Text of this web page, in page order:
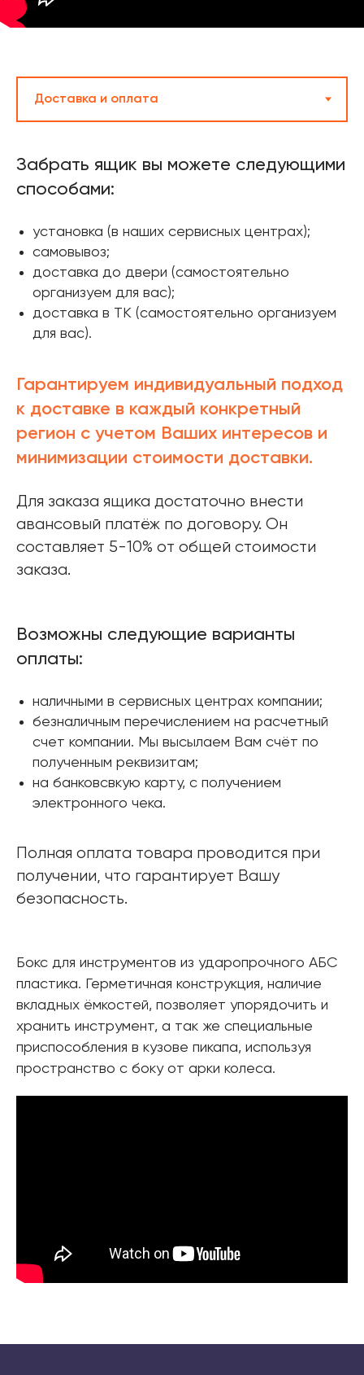
Забрать ящик вы можете следующими
способами:
установка (в наших сервисных центрах);
самовывоз;
доставка до двери (самостоятельно
организуем для вас);
доставка в ТК (самостоятельно организуем
для вас).
Гарантируем индивидуальный подход
к доставке в каждый конкретный
регион с учетом Ваших интересов и
минимизации стоимости доставки.
Для заказа ящика достаточно внести
авансовый платёж по договору. Он
составляет 5-10% от общей стоимости
заказа.
Возможны следующие варианты
оплаты:
наличными в сервисных центрах компании;
безналичным перечислением на расчетный
счет компании. Мы высылаем Вам счёт по
полученным реквизитам;
на банковсвкую карту, с получением
электронного чека.
Полная оплата товара проводится при
получении, что гарантирует Вашу
безопасность.
Бокс для инструментов из ударопрочного АБС
пластика. Герметичная конструкция, наличие
вкладных ёмкостей, позволяет упорядочить и
хранить инструмент, а так же специальные
приспособления в кузове пикапа, используя
пространство с боку от арки колеса.